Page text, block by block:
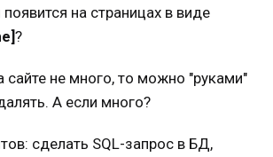
на страницах в виде
?
сайте не много, то можно "руками"
А если много?
сделать SQL-запрос в БД,